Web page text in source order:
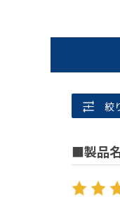
絞
■製品名